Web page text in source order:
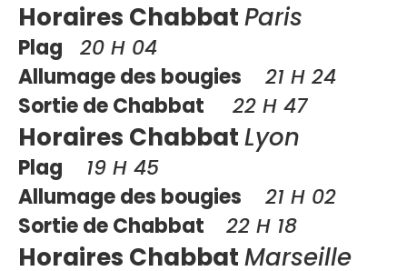
Horaires ChabbatParis
Plag
20 H 04
Allumage des bougies
21 H 24
Sortie de Chabbat
22 H 47
Horaires ChabbatLyon
Plag
19 H 45
Allumage des bougies
21 H 02
Sortie de Chabbat
22 H 18
Horaires ChabbatMarseille